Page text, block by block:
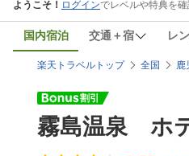
国内宿泊 交通＋宿 レ
楽天トラベルトップ 全国 鹿
霧島温泉 ホ